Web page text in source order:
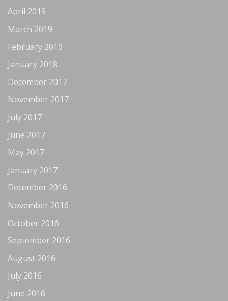
April 2019
March 2019
February 2019
January 2018
December 2017
November 2017
July 2017
June 2017
May 2017
January 2017
December 2016
November 2016
October 2016
September 2016
August 2016
July 2016
June 2016